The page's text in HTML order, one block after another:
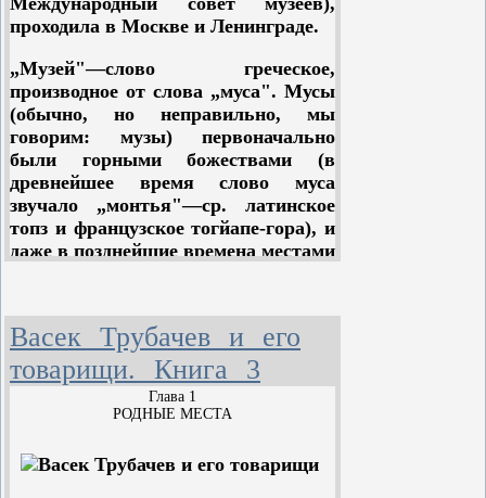
Конструкция корабля «Венера-1» представляла
собой цилиндр со сферической верхней частью.
Длина аппарата составляла 2,035 метра, диаметр
— 1,05 метра.
Корабль был снабжён двумя
солнечными батареями, закреплёнными в
радиальном направлении с двух сторон
цилиндрического корпуса и обеспечивавших
зарядку серебряно-цинковых аккумуляторов. На
внешней поверхности корпуса корабля была
закреплена параболическая антенна диаметром 2
проходила в Москве и Ленинграде.
„Музей"—слово греческое,
производное от слова „муса". Мусы
(обычно, но неправильно, мы
говорим: музы) первоначально
были горными божествами (в
древнейшее время слово муса
звучало „монтья"—ср. латинское
топз и французское тогйапе-гора), и
даже в позднейшие времена местами
источники. Почитание мус в Грецию
проникло с севера, из гористой
Фракии, из страны поэтов Орфея,
Мусея и др. Со временем мусы
стали для греков олицетворениями
порыва вообще,
покровительницами всех искусств,
Васек Трубачев и его
товарищи. Книга 3
Глава 1
РОДНЫЕ МЕСТА